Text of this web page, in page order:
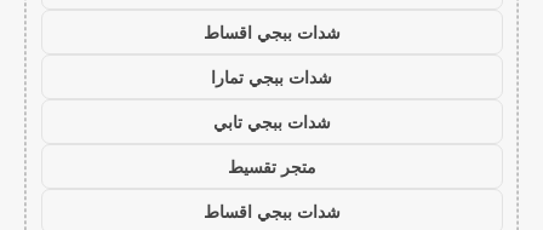
شدات ببجي اقساط
شدات ببجي تمارا
شدات ببجي تابي
متجر تقسيط
شدات ببجي اقساط